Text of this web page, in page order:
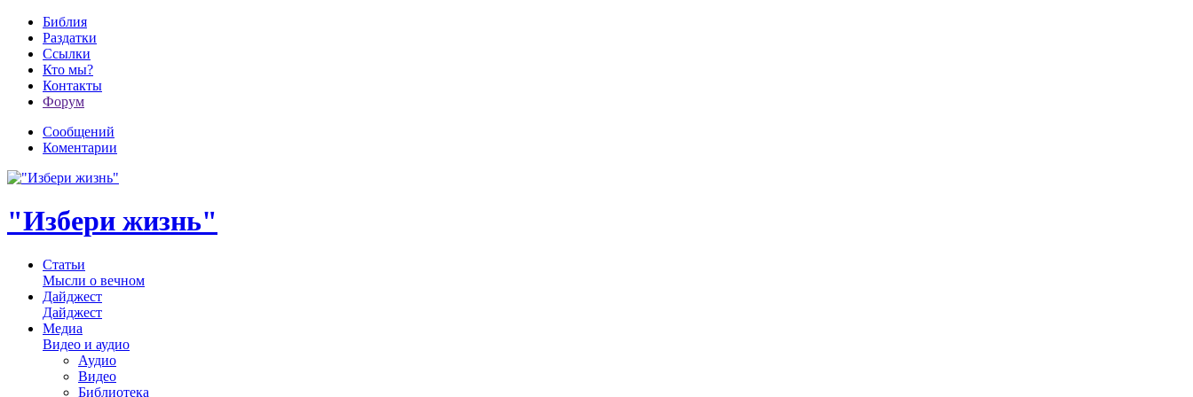
Библия
Раздатки
Ссылки
Кто мы?
Контакты
Форум
Сообщений
Коментарии
"Избери жизнь"
Статьи
Мысли о вечном
Дайджест
Дайджест
Медиа
Видео и аудио
Аудио
Видео
Библиотека